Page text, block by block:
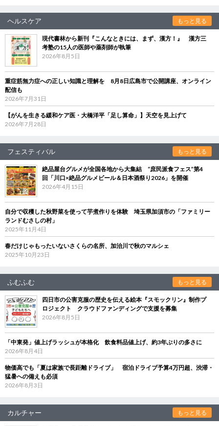
ヘルスケア もっと見る
現代書林から新刊『こんなときには、まず、漢方！』 漢方三
考塾の15人の医師や薬剤師が執筆
2026年8月5日
重症筋無力症への正しい知識と理解を 8月8日広島市で公開講座、オンライン
配信も
2026年7月31日
【がんを生きる緩和ケア医・大橋洋平「足し算命」】天空を見上げて
2026年7月28日
フェスティバル もっと見る
絶品屋台グルメが全国各地から大集結 “庶民派食フェス”第4
回「川口×絶品グルメビール＆日本酒祭り2026」を開催
2026年4月15日
自分で収穫した秋野菜を使って芋煮作りを体験 埼玉県加須市の「ファミリー
ランドむさしの村」
2025年11月4日
春だけじゃもったいないさくらの名所、加治川で秋のマルシェ
2025年10月23日
ふむふむ もっと見る
四日市の公害克服の歴史を伝える絵本『スモックリン』制作プ
ロジェクト クラウドファンディングで支援を募集
2026年8月5日
「中東発」値上げラッシュが本格化 飲食料品値上げ、約3年ぶりの多さに
2026年8月4日
物価高でも「夏は家族で長距離ドライブ」 宿泊ドライブ予算4万円超、渋滞・
猛暑への備えも必須
2026年8月3日
カルチャー もっと見る